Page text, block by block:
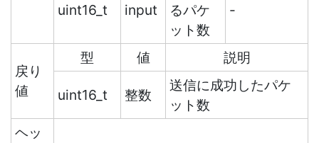
uint16_t input
るパケ
ット数
-
戻り
値
型 値 説明
uint16_t 整数
送信に成功したパケ
ット数
ヘッ